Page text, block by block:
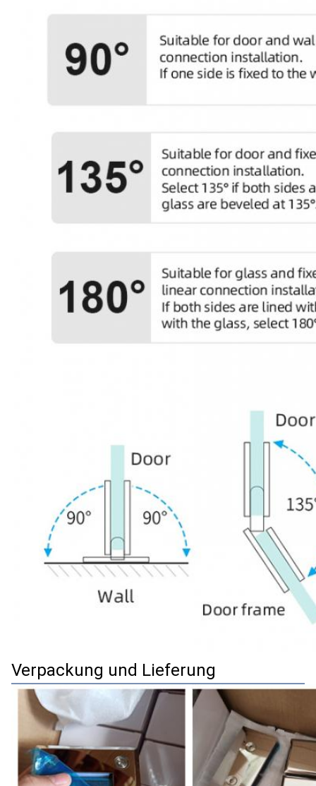
Verpackung und Lieferung